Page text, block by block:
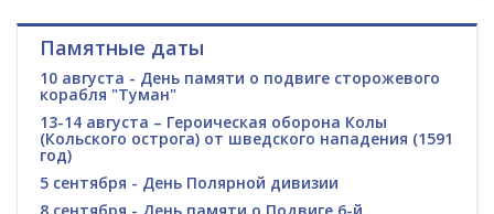
Памятные даты
10 августа - День памяти о подвиге сторожевого
корабля "Туман"
13-14 августа – Героическая оборона Колы
(Кольского острога) от шведского нападения (1591
год)
5 сентября - День Полярной дивизии